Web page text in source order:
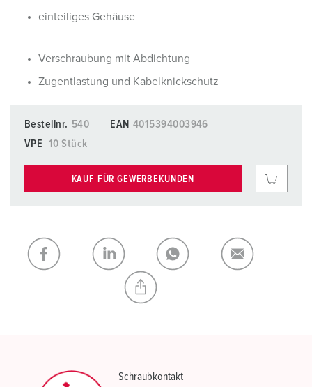
einteiliges Gehäuse
Verschraubung mit Abdichtung
Zugentlastung und Kabelknickschutz
Bestellnr. 540 EAN 4015394003946
VPE
10 Stück
KAUF FÜR GEWERBEKUNDEN
Schraubkontakt